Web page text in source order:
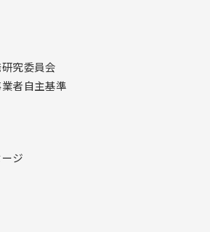
究委員会
者自主基準
ジ